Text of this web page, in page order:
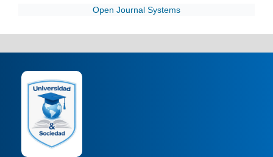
Open Journal Systems